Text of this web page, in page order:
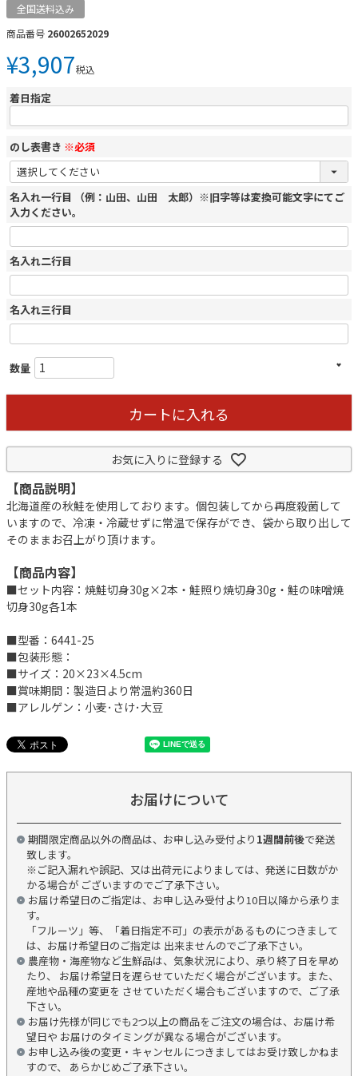
全国送料込み
商品番号 26002652029
¥3,907税込
着日指定
のし表書き ※必須
名入れ一行目 （例：山田、山田 太郎）※旧字等は変換可能文字にてご
入力ください。
名入れ二行目
名入れ三行目
カートに入れる
お気に入りに登録する
【商品説明】
北海道産の秋鮭を使用しております。個包装してから再度殺菌して
いますので、冷凍・冷蔵せずに常温で保存ができ、袋から取り出して
そのままお召上がり頂けます。
【商品内容】
■セット内容：焼鮭切身30g×2本・鮭照り焼切身30g・鮭の味噌焼
切身30g各1本
■型番：6441-25
■包装形態：
■サイズ：20×23×4.5cm
■賞味期間：製造日より常温約360日
■アレルゲン：小麦･さけ･大豆
お届けについて
期間限定商品以外の商品は、お申し込み受付より 1週間前後で発送
致します。
※ご記入漏れや誤記、又は出荷元によりましては、発送に日数がか
かる場合が ございますのでご了承下さい。
お届け希望日のご指定は、お申し込み受付より10日以降から承りま
す。
「フルーツ」等、「着日指定不可」の表示があるものにつきまして
は、お届け希望日のご指定は 出来ませんのでご了承下さい。
農産物・海産物など生鮮品は、気象状況により、承り終了日を早め
たり、 お届け希望日を遅らせていただく場合がございます。また、
産地や品種の変更を させていただく場合もございますので、ご了承
下さい。
お届け先様が同じでも2つ以上の商品をご注文の場合は、お届け希
望日や お届けのタイミングが異なる場合がございます。
お申し込み後の変更・キャンセルにつきましてはお受け致しかねま
すので、 あらかじめご了承下さい。